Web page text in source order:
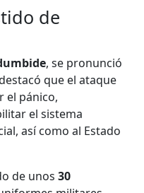
de
, se pronunció
que el ataque
el pánico,
el sistema
así como al Estado
de unos30